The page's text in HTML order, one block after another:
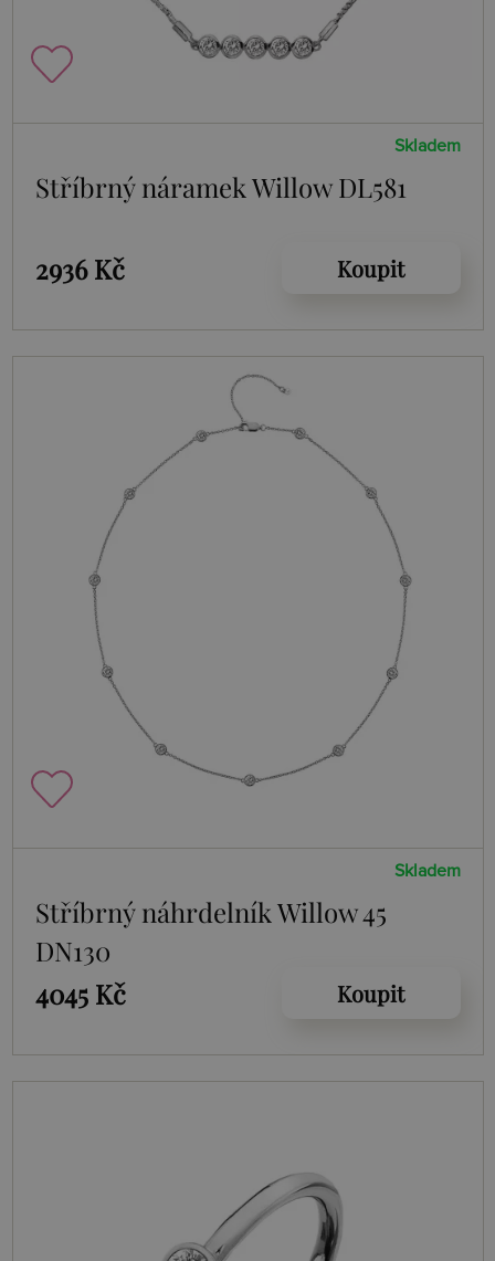
Skladem
Stříbrný náramek Willow DL581
2936 Kč Koupit
Skladem
Stříbrný náhrdelník Willow 45
DN130
4045 Kč
Koupit